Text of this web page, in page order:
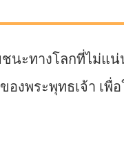
นะทางโลกที่ไม่แ
พระพุทธเจ้า เพื่